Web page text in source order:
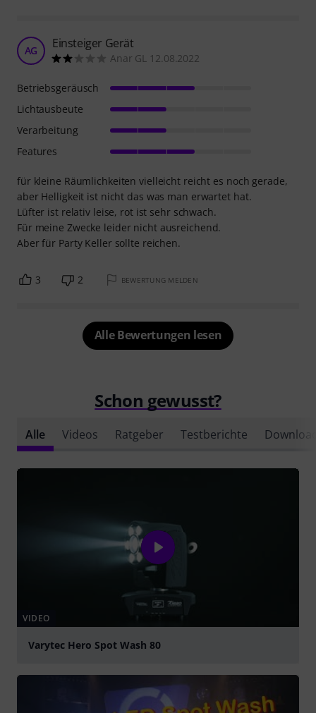
AG Einsteiger Gerät
Anar GL 12.08.2022
für kleine Räumlichkeiten vielleicht reicht es noch gerade,
aber Helligkeit ist nicht das was man erwartet hat.
Lüfter ist relativ leise, rot ist sehr schwach.
Für meine Zwecke leider nicht ausreichend.
Aber für Party Keller sollte reichen.
Betriebsgeräusch
Lichtausbeute
Verarbeitung
Features
3 2 BEWERTUNG MELDEN
Alle Bewertungen lesen
Schon gewusst?
Alle Videos Ratgeber Testberichte
VIDEO
Varytec Hero Spot Wash 80